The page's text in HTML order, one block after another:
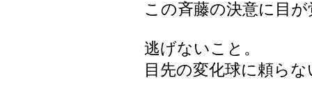
この斉藤の決意に目
逃げないこと。
目先の変化球に頼ら